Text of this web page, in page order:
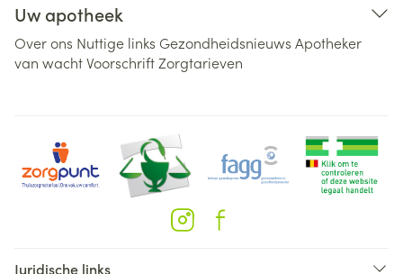
Uw apotheek
Over ons Nuttige links Gezondheidsnieuws Apotheker
van wachtVoorschriftZorgtarieven
Juridische links